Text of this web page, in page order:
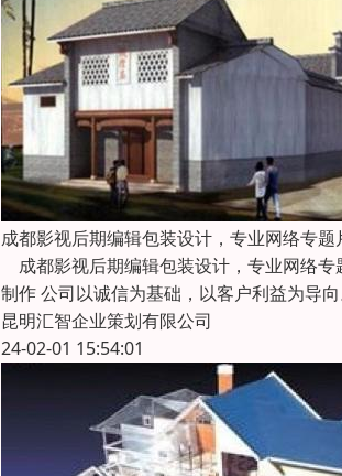
成都影视后期编辑包装设计，专业网络专
成都影视后期编辑包装设计，专业网络
制作 公司以诚信为基础，以客户利益为导
昆明汇智企业策划有限公司
24-02-01 15:54:01